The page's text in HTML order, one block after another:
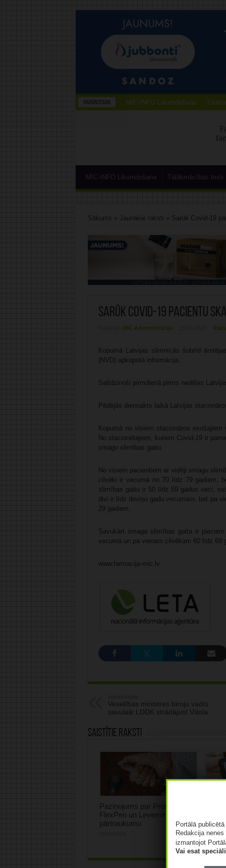
06/08/2026 MIC-INFO Likumdošana
MIC-INFO Likumdošana Tālākmācības testi
Sākums » Jaunākie raksti » Sarūk Covid-19
Sarūk Covid-19 pacientu
MIC Administrācija
Kopumā Latvijas slimnīcās šobrīd
(NVD) apkopotā informācija.
Salīdzinoši pirmdienā pirms nedēļas
Pēdējās diennakts laikā Latvijas
Kopumā no visiem stacionāros
No stacionētajiem, kuriem Covid-19 ir
smagu slimības gaitu.
No visiem pacientiem ar vidēji smagu
cilvēki ir vecumā no 70 līdz 79 gadiem,
slimības gaitu ir 50 līdz 59 gadus veci,
divi ir līdz deviņu gadu vecumam, bet pa
29 gadiem.
Savukārt smaga slimības gaita ir
vecumā un pa vienam cilvēkam 60 līdz 69
www.farmacija-mic.lv
Veselības ministres biroju vadīs
savulaik LDDK strādājusī Vītola
Saistītie raksti
Paziņojums par Protaphane
FlexPen un Levemir piegādes
pārtraukumu
05/08/
Portālā
Redakcija
izmantojot
Vai esat